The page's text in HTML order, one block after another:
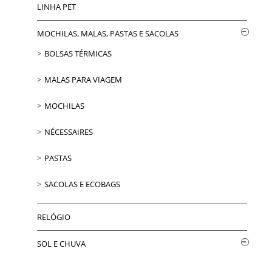
LINHA PET
MOCHILAS, MALAS, PASTAS E SACOLAS
BOLSAS TÉRMICAS
MALAS PARA VIAGEM
MOCHILAS
NÉCESSAIRES
PASTAS
SACOLAS E ECOBAGS
RELÓGIO
SOL E CHUVA